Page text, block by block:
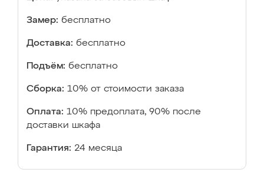
Замер: бесплатно
Доставка: бесплатно
Подъём: бесплатно
Сборка: 10% от стоимости заказа
Оплата: 10% предоплата, 90% после
доставки шкафа
Гарантия: 24 месяца